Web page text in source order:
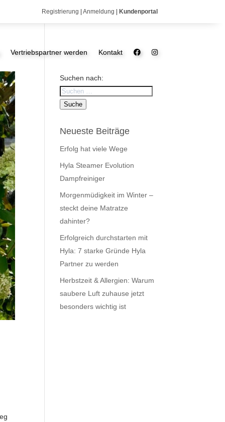
Registrierung Anmeldung Kundenportal
Vertriebspartner werden Kontakt
Suchen nach:
Suche
Neueste Beiträge
Erfolg hat viele Wege
Hyla Steamer Evolution
Dampfreiniger
Morgenmüdigkeit im Winter –
steckt deine Matratze
dahinter?
Erfolgreich durchstarten mit
Hyla: 7 starke Gründe Hyla
Partner zu werden
Herbstzeit & Allergien: Warum
saubere Luft zuhause jetzt
besonders wichtig ist